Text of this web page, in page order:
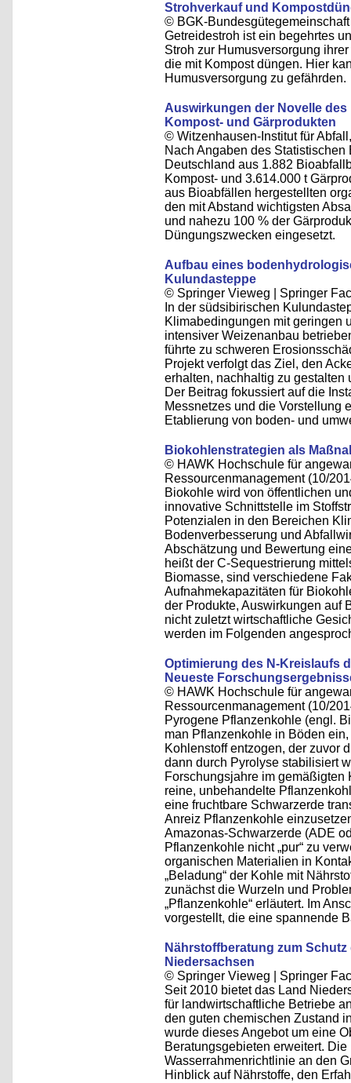
Strohverkauf und
© BGK-
Getreidestroh ist ein begehrtes
Stroh zur Humusversorgung
die mit Kompost düngen. Hier
Humusversorgung zu gefährden.
Auswirkungen der Novelle
Kompost- und Gärprodukten
© Witzenhausen-Institut für
Nach Angaben des
Deutschland aus 1.882
Kompost- und 3.614.000 t
aus Bioabfällen hergestellten
den mit Abstand wichtigsten
und nahezu 100 % der
Düngungszwecken eingesetzt.
Aufbau eines
Kulundasteppe
© Springer Vieweg | Springer
In der südsibirischen
Klimabedingungen mit geringen
intensiver Weizenanbau
führte zu schweren
Projekt verfolgt das Ziel, den
erhalten, nachhaltig zu gestalten
Der Beitrag fokussiert auf die
Messnetzes und die Vorstellung
Etablierung von boden- und
Biokohlenstrategien als
© HAWK Hochschule für
Ressourcenmanagement (10/
Biokohle wird von öffentlichen
innovative Schnittstelle im
Potenzialen in den Bereichen
Bodenverbesserung und
Abschätzung und Bewertung
heißt der C-Sequestrierung
Biomasse, sind verschiedene
Aufnahmekapazitäten für
der Produkte, Auswirkungen auf
nicht zuletzt wirtschaftliche
werden im Folgenden
Optimierung des N-Kreislaufs
Neueste
© HAWK Hochschule für
Ressourcenmanagement (10/
Pyrogene Pflanzenkohle (engl.
man Pflanzenkohle in Böden
Kohlenstoff entzogen, der zuvor
dann durch Pyrolyse stabilisiert
Forschungsjahre im
reine, unbehandelte
eine fruchtbare Schwarzerde
Anreiz Pflanzenkohle
Amazonas-Schwarzerde (ADE
Pflanzenkohle nicht „pur“ zu
organischen Materialien in
„Beladung“ der Kohle mit
zunächst die Wurzeln und
„Pflanzenkohle“ erläutert. Im
vorgestellt, die eine spannende
Nährstoffberatung zum
Niedersachsen
© Springer Vieweg | Springer
Seit 2010 bietet das Land
für landwirtschaftliche Betriebe
den guten chemischen Zustand
wurde dieses Angebot um eine
Beratungsgebieten erweitert.
Wasserrahmenrichtlinie an den
Hinblick auf Nährstoffe, den